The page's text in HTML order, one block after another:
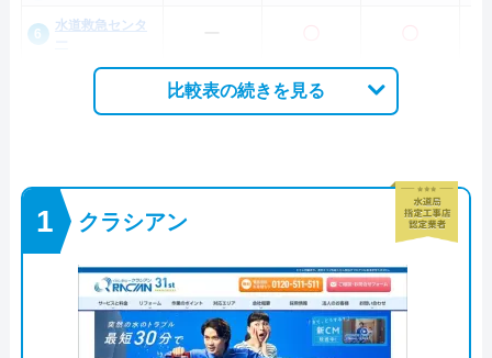
水道救急センタ
比較表の続きを見る
クラシアン